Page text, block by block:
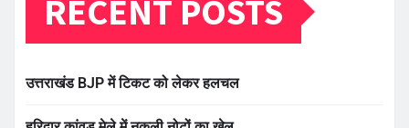
RECENT POSTS
उत्तराखंड BJP में टिकट को लेकर हलचल